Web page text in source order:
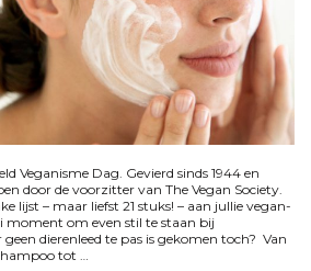
Veganisme Dag. Gevierd sinds 1944 en
door de voorzitter van The Vegan Society.
lijst – maar liefst 21 stuks! – aan jullie vegan-
moment om even stil te staan bij
dierenleed te pas is gekomen toch? Van
tot …